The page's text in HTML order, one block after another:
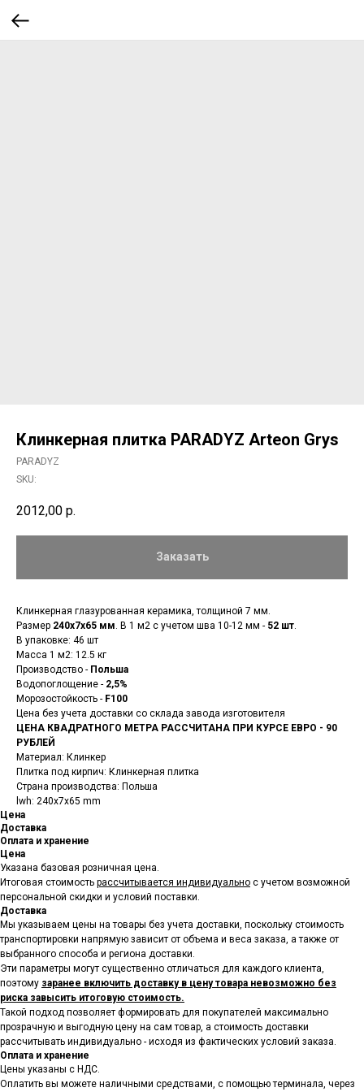
Клинкерная плитка PARADYZ Arteon Grys
PARADYZ
SKU:
2012,00 р.
Заказать
Клинкерная глазурованная керамика, толщиной 7 мм.
Размер 240x7x65 мм . В 1 м2 с учетом шва 10-12 мм - 52 шт
В упаковке: 46 шт
Масса 1 м2: 12.5 кг
Производство - Польша
Водопоглощение - 2,5%
Морозостойкость - F100
Цена без учета доставки со склада завода изготовителя
ЦЕНА КВАДРАТНОГО МЕТРА РАССЧИТАНА ПРИ КУРСЕ ЕВРО - 90
РУБЛЕЙ
Материал: Клинкер
Плитка под кирпич: Клинкерная плитка
Страна производства: Польша
lwh: 240x7x65 mm
Цена
Доставка
Оплата и хранение
Цена
Указана базовая розничная цена.
Итоговая стоимость рассчитывается индивидуально с учетом возможной
персональной скидки и условий поставки.
Доставка
Мы указываем цены на товары без учета доставки, поскольку стоимость
транспортировки напрямую зависит от объема и веса заказа, а также от
выбранного способа и региона доставки.
Эти параметры могут существенно отличаться для каждого клиента,
поэтому заранее включить доставку в цену товара невозможно без
риска завысить итоговую стоимость.
Такой подход позволяет формировать для покупателей максимально
прозрачную и выгодную цену на сам товар, а стоимость доставки
рассчитывать индивидуально - исходя из фактических условий заказа.
Оплата и хранение
Цены указаны с НДС.
Оплатить вы можете наличными средствами, с помощью терминала, через